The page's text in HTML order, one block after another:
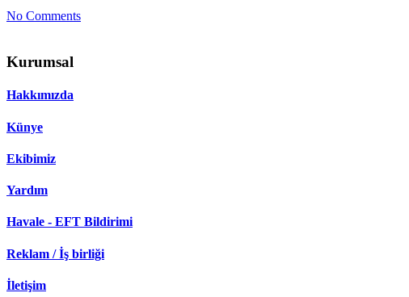
No Comments
Kurumsal
Hakkımızda
Künye
Ekibimiz
Yardım
Havale - EFT Bildirimi
Reklam / İş birliği
İletişim